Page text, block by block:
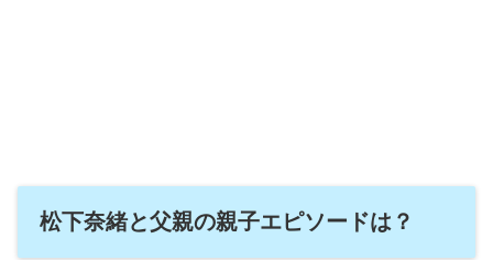
松下奈緒と父親の親子エピソードは？